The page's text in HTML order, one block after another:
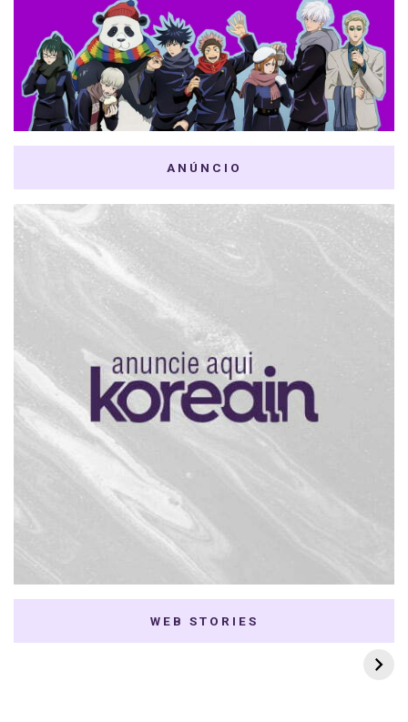
ANÚNCIO
WEB STORIES
7 K-dramas Enemies
to Lovers
Thai Dramas com
First e Khaotung